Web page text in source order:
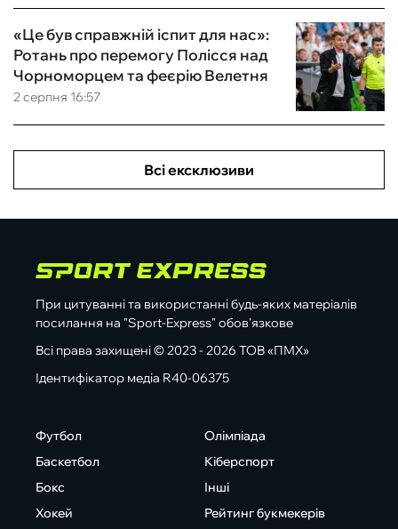
2 серпня 16:57
«Це був справжній іспит для нас»:
Ротань про перемогу Полісся над
Чорноморцем та феєрію Велетня
Всі ексклюзиви
При цитуванні та використанні будь-яких матеріалів
посилання на "Sport-Express" обов'язкове
Всі права захищені © 2023 - 2026 ТОВ «ПМХ»
Ідентифікатор медіа R40-06375
Футбол
Баскетбол
Бокс
Хокей
Олімпіада
Кіберспорт
Інші
Рейтинг букмекерів